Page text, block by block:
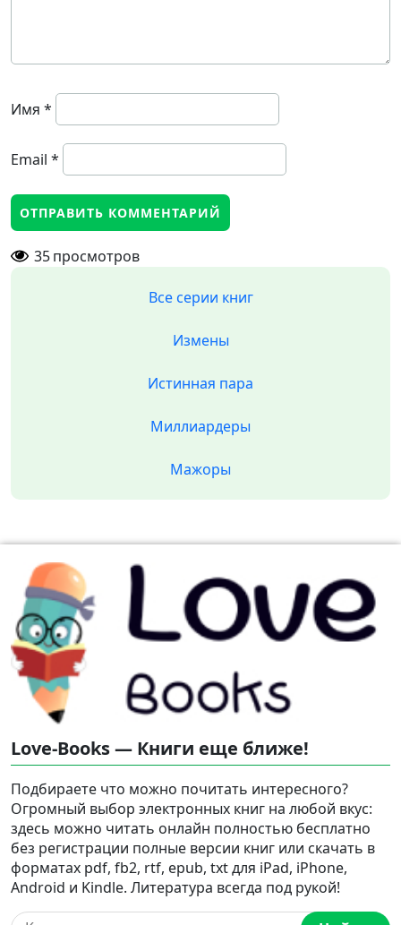
Имя *
Email *
35просмотров
Все серии книг
Измены
Истинная пара
Миллиардеры
Мажоры
Love-Books — Книги еще ближе!
Подбираете что можно почитать интересного?
Огромный выбор электронных книг на любой вкус:
здесь можно читать онлайн полностью бесплатно
без регистрации полные версии книг или скачать в
форматах pdf, fb2, rtf, epub, txt для iPad, iPhone,
Android и Kindle. Литература всегда под рукой!